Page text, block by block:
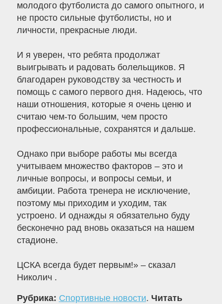
молодого футболиста до самого опытного, и
не просто сильные футболисты, но и
личности, прекрасные люди.
И я уверен, что ребята продолжат
выигрывать и радовать болельщиков. Я
благодарен руководству за честность и
помощь с самого первого дня. Надеюсь, что
наши отношения, которые я очень ценю и
считаю чем-то большим, чем просто
профессиональные, сохранятся и дальше.
Однако при выборе работы мы всегда
учитываем множество факторов – это и
личные вопросы, и вопросы семьи, и
амбиции. Работа тренера не исключение,
поэтому мы приходим и уходим, так
устроено. И однажды я обязательно буду
бесконечно рад вновь оказаться на нашем
стадионе.
ЦСКА всегда будет первым!» – сказал
Николич .
Рубрика: Спортивные новости. Читать